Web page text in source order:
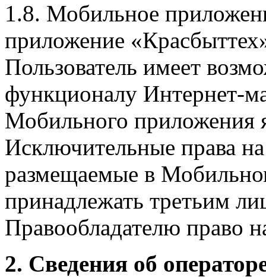
1.8. Мобильное
приложение
Пользователь имеет
функционалу Интернет-
Мобильного приложения
Исключительные права
размещаемые в
принадлежать третьим
Правообладателю право
2. Сведения об